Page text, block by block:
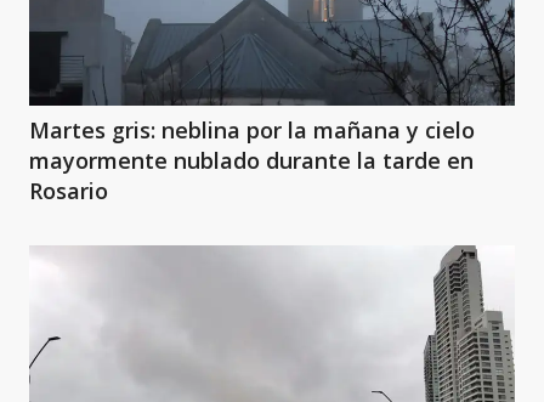
Martes gris: neblina por la mañana y cielo
mayormente nublado durante la tarde en
Rosario